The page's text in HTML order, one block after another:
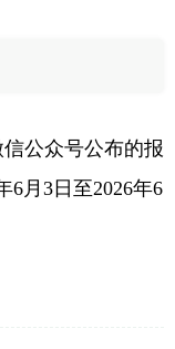
公众号公布的报
6月3日至2026年6